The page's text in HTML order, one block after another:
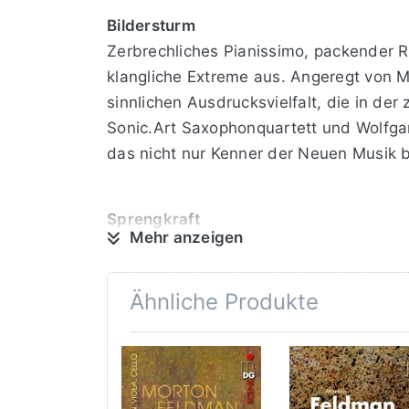
Bildersturm
Zerbrechliches Pianissimo, packender
klangliche Extreme aus. Angeregt von
sinnlichen Ausdrucksvielfalt, die in der
Sonic.Art Saxophonquartett und
das nicht nur Kenner der Neuen Musik
Sprengkraft
Über reine Vertonung der bildlichen
„Taches“, Emil Noldes sanft
mit Saxophon“, das alle bekannten
Balanceakt
Von ganz besonderem Reiz sind die
Mehr anzeigen
Ähnliche Produkte